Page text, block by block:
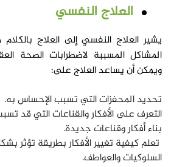
العلاج النفسي
يشير العلاج النفسي إلى العلاج
المشاكل المسببة لاضطرابات الصحة
ويمكن أن يساعد العلاج على:
تحديد المحفزات التي تسبب الإحساس به.
التعرف على الأفكار والقناعات التي قد
بناء أفكار وقناعات جديدة.
تعلم كيفية تغيير الأفكار بطريقة تؤثر
السلوكيات والعواطف.